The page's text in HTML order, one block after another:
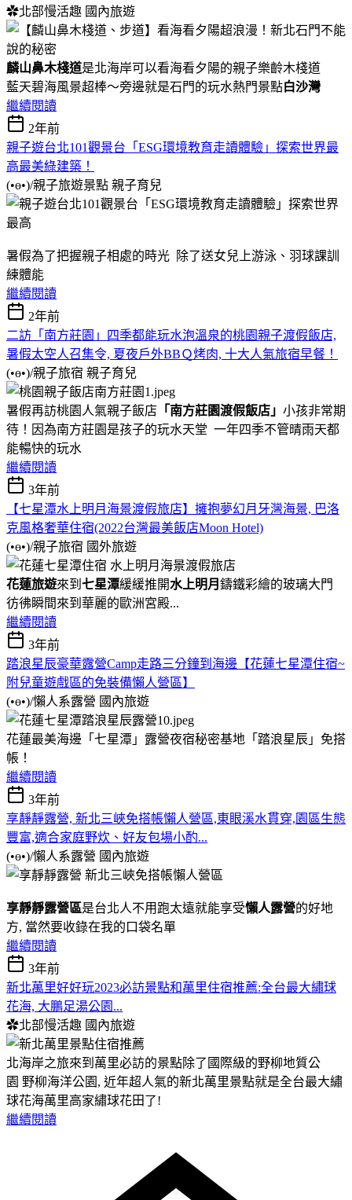
✿北部慢活趣 國內旅遊
麟山鼻木棧道是北海岸可以看海看夕陽的親子樂齡木棧道
藍天碧海風景超棒～旁邊就是石門的玩水熱門景點白沙灣
繼續閱讀
2年前
親子遊台北101觀景台「ESG環境教育走讀體驗」探索世界最
高最美綠建築！
(•ө•)/親子旅遊景點 親子育兒
暑假為了把握親子相處的時光 除了送女兒上游泳、羽球課訓
練體能
繼續閱讀
2年前
二訪「南方莊園」四季都能玩水泡溫泉的桃園親子渡假飯店,
暑假太空人召集令, 夏夜戶外BBＱ烤肉, 十大人氣旅宿早餐！
(•ө•)/親子旅宿 親子育兒
暑假再訪桃園人氣親子飯店 「南方莊園渡假飯店」 小孩非常期
待！因為南方莊園是孩子的玩水天堂 一年四季不管晴雨天都
能暢快的玩水
繼續閱讀
3年前
【七星潭水上明月海景渡假旅店】擁抱夢幻月牙灣海景, 巴洛
克風格奢華住宿(2022台灣最美飯店Moon Hotel)
(•ө•)/親子旅宿 國外旅遊
花蓮旅遊來到 七星潭緩緩推開水上明月 鑄鐵彩繪的玻璃大門
彷彿瞬間來到華麗的歐洲宮殿...
繼續閱讀
3年前
踏浪星辰豪華露營Camp走路三分鐘到海邊【花蓮七星潭住宿~
附兒童遊戲區的免裝備懶人營區】
(•ө•)/懶人系露營 國內旅遊
花蓮最美海邊「七星潭」露營夜宿秘密基地「踏浪星辰」免搭
帳！
繼續閱讀
3年前
享靜靜露營, 新北三峽免搭帳懶人營區,東眼溪水貫穿,園區生態
豐富,適合家庭野炊、好友包場小酌...
(•ө•)/懶人系露營 國內旅遊
享靜靜露營區是台北人不用跑太遠就能享受懶人露營的好地
方, 當然要收錄在我的口袋名單
繼續閱讀
3年前
新北萬里好好玩2023必訪景點和萬里住宿推薦:全台最大繡球
花海, 大鵬足湯公園...
✿北部慢活趣 國內旅遊
北海岸之旅來到萬里必訪的景點除了國際級的野柳地質公
園 野柳海洋公園, 近年超人氣的新北萬里景點就是全台最大繡
球花海萬里高家繡球花田了!
繼續閱讀